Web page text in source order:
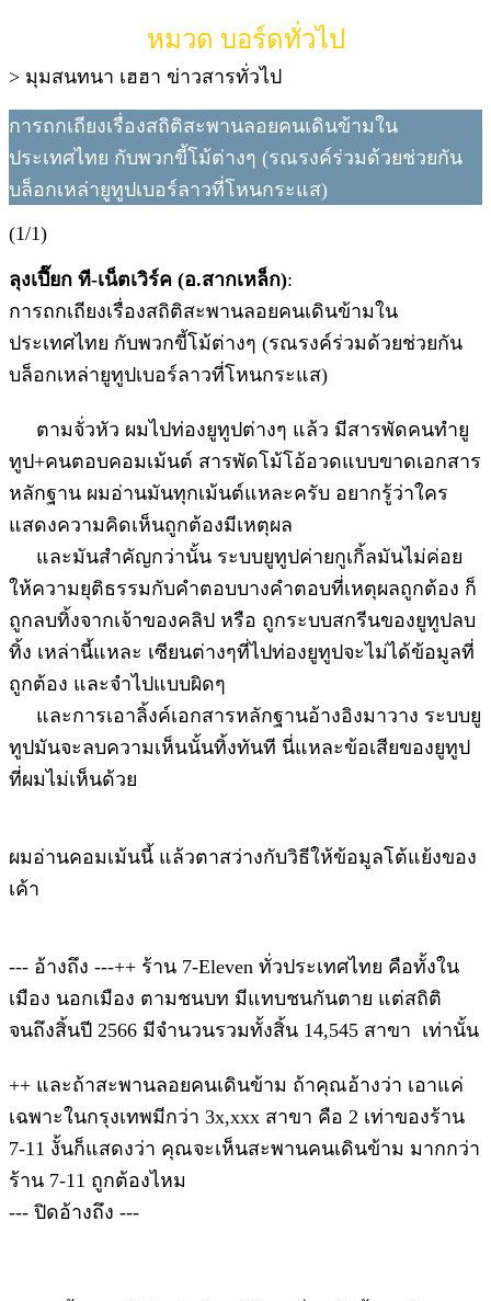
หมวด บอร์ดทั่วไป
> มุมสนทนา เฮฮา ข่าวสารทั่วไป
การถกเถียงเรื่องสถิติสะพานลอยคนเดินข้ามใน
ประเทศไทย กับพวกขี้โม้ต่างๆ (รณรงค์ร่วมด้วยช่วยกัน
บล็อกเหล่ายูทูปเบอร์ลาวที่โหนกระแส)
(1/1)
ลุงเปี๊ยก ที-เน็ตเวิร์ค (อ.สากเหล็ก):
การถกเถียงเรื่องสถิติสะพานลอยคนเดินข้ามใน
ประเทศไทย กับพวกขี้โม้ต่างๆ (รณรงค์ร่วมด้วยช่วยกัน
บล็อกเหล่ายูทูปเบอร์ลาวที่โหนกระแส)
ตามจั่วหัว ผมไปท่องยูทูปต่างๆ แล้ว มีสารพัดคนทำยู
ทูป+คนตอบคอมเม้นต์ สารพัดโม้โอ้อวดแบบขาดเอกสาร
หลักฐาน ผมอ่านมันทุกเม้นต์แหละครับ อยากรู้ว่าใคร
แสดงความคิดเห็นถูกต้องมีเหตุผล
และมันสำคัญกว่านั้น ระบบยูทูปค่ายกูเกิ้ลมันไม่ค่อย
ให้ความยุติธรรมกับคำตอบบางคำตอบที่เหตุผลถูกต้อง ก็
ถูกลบทิ้งจากเจ้าของคลิป หรือ ถูกระบบสกรีนของยูทูปลบ
ทิ้ง เหล่านี้แหละ เซียนต่างๆที่ไปท่องยูทูปจะไม่ได้ข้อมูลที่
ถูกต้อง และจำไปแบบผิดๆ
และการเอาลิ้งค์เอกสารหลักฐานอ้างอิงมาวาง ระบบยู
ทูปมันจะลบความเห็นนั้นทิ้งทันที นี่แหละข้อเสียของยูทูป
ที่ผมไม่เห็นด้วย
ผมอ่านคอมเม้นนี้ แล้วตาสว่างกับวิธีให้ข้อมูลโต้แย้งของ
เค้า
--- อ้างถึง ---++ ร้าน 7-Eleven ทั่วประเทศไทย คือทั้งใน
เมือง นอกเมือง ตามชนบท มีแทบชนกันตาย แต่สถิติ
จนถึงสิ้นปี 2566 มีจำนวนรวมทั้งสิ้น 14,545 สาขา เท่านั้น
++ และถ้าสะพานลอยคนเดินข้าม ถ้าคุณอ้างว่า เอาแค่
เฉพาะในกรุงเทพมีกว่า 3x,xxx สาขา คือ 2 เท่าของร้าน
7-11 งั้นก็แสดงว่า คุณจะเห็นสะพานคนเดินข้าม มากกว่า
ร้าน 7-11 ถูกต้องไหม
--- ปิดอ้างถึง ---